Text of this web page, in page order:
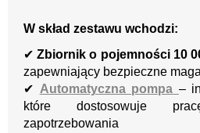
W skład zestawu wchodzi:
✔Zbiornik o pojemności 10
zapewniający bezpieczne
✔ Automatyczna pompa –
które dostosowuje
zapotrzebowania